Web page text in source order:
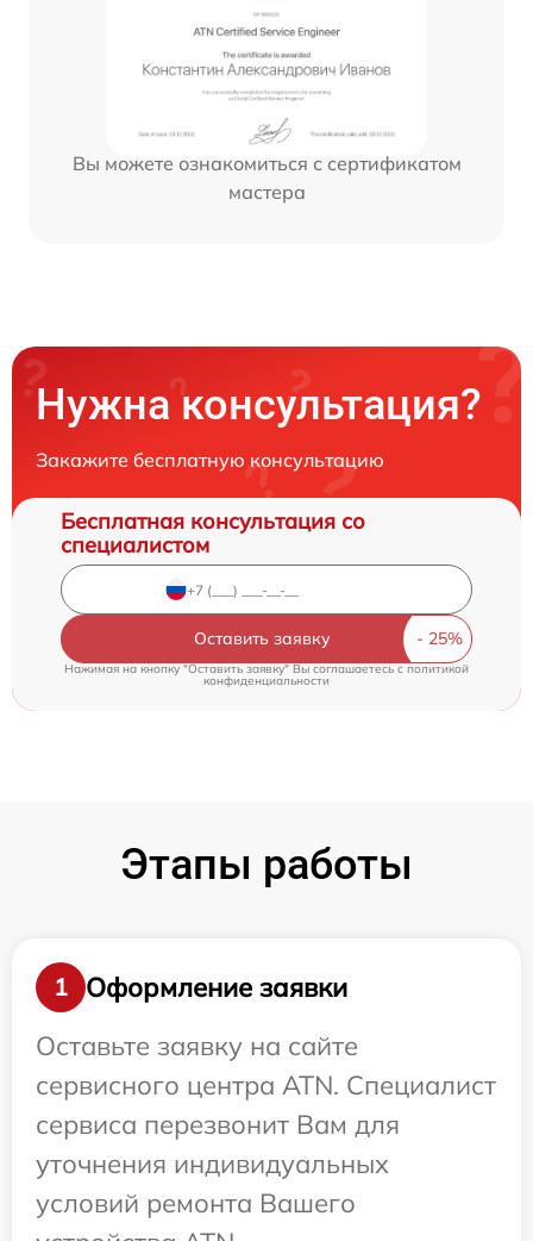
Вы можете ознакомиться с сертификатом
мастера
Нужна консультация?
Закажите бесплатную консультацию
Бесплатная консультация со
специалистом
Оставить заявку
Нажимая на кнопку "Оставить заявку" Вы соглашаетесь cполитикой
конфиденциальности
Этапы работы
1
Оформление заявки
Оставьте заявку на сайте
сервисного центра ATN. Специалист
сервиса перезвонит Вам для
уточнения индивидуальных
условий ремонта Вашего